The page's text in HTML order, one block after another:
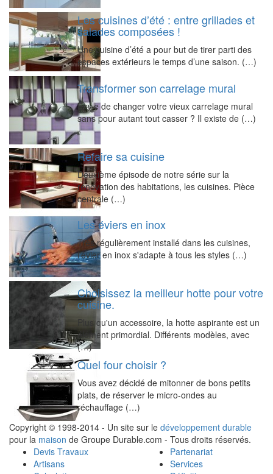
Les cuisines d’été : entre grillades et
salades composées !
Une cuisine d’été a pour but de tirer parti des
espaces extérieurs le temps d’une saison. (…)
Transformer son carrelage mural
Envie de changer votre vieux carrelage mural
sans pour autant tout casser ? Il existe de (…)
Refaire sa cuisine
Deuxième épisode de notre série sur la
rénovation des habitations, les cuisines. Pièce
centrale (…)
Les éviers en inox
Très régulièrement installé dans les cuisines,
l'évier en inox s'adapte à tous les styles (…)
Choisissez la meilleur hotte pour votre
cuisine.
Plus qu'un accessoire, la hotte aspirante est un
élément primordial. Différents modèles, avec
(…)
Quel four choisir ?
Vous avez décidé de mitonner de bons petits
plats, de réserver le micro-ondes au
réchauffage (…)
Copyright © 1998-2014 - Un site sur le développement durable
pour la maison de Groupe Durable.com - Tous droits réservés.
Devis Travaux
Artisans
Partenariat
Services